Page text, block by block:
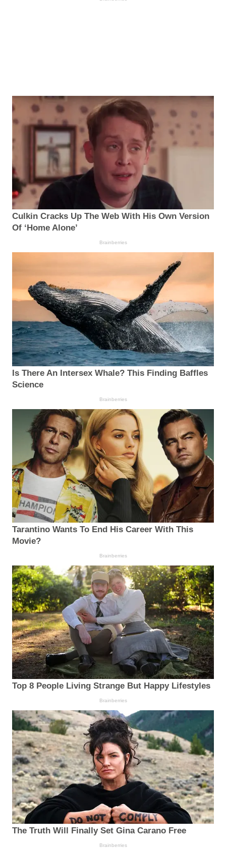
Culkin Cracks Up The Web With His Own Version
Of ‘Home Alone’
Brainberries
Is There An Intersex Whale? This Finding Baffles
Science
Brainberries
Tarantino Wants To End His Career With This
Movie?
Brainberries
Top 8 People Living Strange But Happy Lifestyles
Brainberries
The Truth Will Finally Set Gina Carano Free
Brainberries